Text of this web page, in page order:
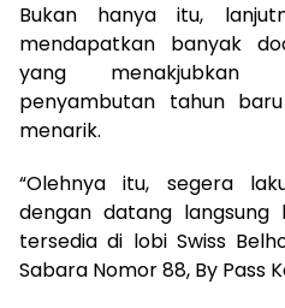
Bukan hanya itu,
mendapatkan banyak
yang menakjubkan
penyambutan tahun
menarik.
“Olehnya itu, segera
dengan datang
tersedia di lobi Swiss
Sabara Nomor 88, By Pass